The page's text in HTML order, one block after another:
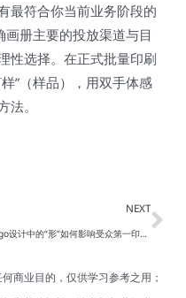
最符合你当前业务阶段的
画册主要的投放渠道与目
性选择。在正式批量印刷
”（样品），用双手体感
。
NEXT
Logo设计中的“形”如何影响受众第一印象？—logo设计
商业目的，仅供学习参考之用；